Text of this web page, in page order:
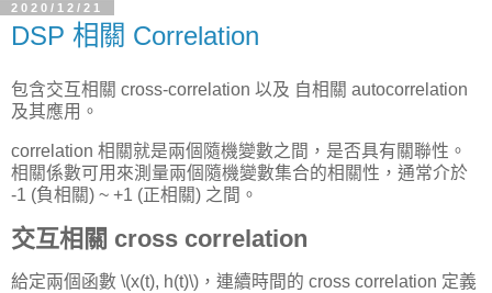
2020/12/21
DSP 相關 Correlation
包含交互相關 cross-correlation 以及 自相關 autocorrelation
及其應用。
correlation 相關就是兩個隨機變數之間，是否具有關聯性。
相關係數可用來測量兩個隨機變數集合的相關性，通常介於
-1 (負相關) ~ +1 (正相關) 之間。
交互相關 cross correlation
給定兩個函數 \(x(t), h(t)\)，連續時間的 cross correlation 定義